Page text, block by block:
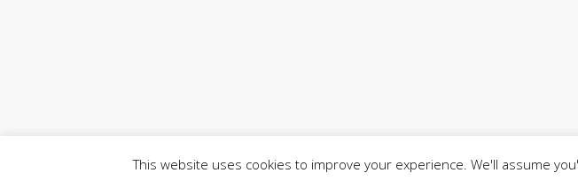
This website uses cookies to improve your experience. We'll assume